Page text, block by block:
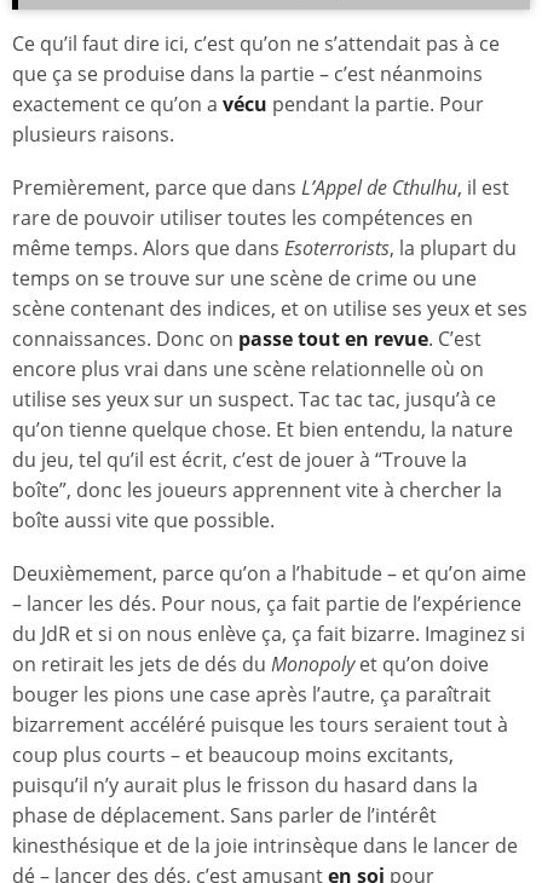
Ce qu’il faut dire ici, c’est qu’on ne s’attendait pas à ce
que ça se produise dans la partie – c’est néanmoins
exactement ce qu’on a vécu pendant la partie. Pour
plusieurs raisons.
Premièrement, parce que dans L’Appel de Cthulhu, il est
rare de pouvoir utiliser toutes les compétences en
même temps. Alors que dans Esoterrorists, la plupart du
temps on se trouve sur une scène de crime ou une
scène contenant des indices, et on utilise ses yeux et ses
connaissances. Donc on passe tout en revue. C’est
encore plus vrai dans une scène relationnelle où on
utilise ses yeux sur un suspect. Tac tac tac, jusqu’à ce
qu’on tienne quelque chose. Et bien entendu, la nature
du jeu, tel qu’il est écrit, c’est de jouer à “Trouve la
boîte”, donc les joueurs apprennent vite à chercher la
boîte aussi vite que possible.
Deuxièmement, parce qu’on a l’habitude – et qu’on aime
– lancer les dés. Pour nous, ça fait partie de l’expérience
du JdR et si on nous enlève ça, ça fait bizarre. Imaginez si
on retirait les jets de dés du Monopolyet qu’on doive
bouger les pions une case après l’autre, ça paraîtrait
bizarrement accéléré puisque les tours seraient tout à
coup plus courts – et beaucoup moins excitants,
puisqu’il n’y aurait plus le frisson du hasard dans la
phase de déplacement. Sans parler de l’intérêt
kinesthésique et de la joie intrinsèque dans le lancer de
dé – lancer des dés, c’est amusanten soi pour